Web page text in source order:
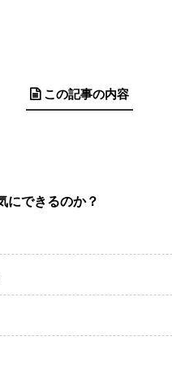
この記事の内容
にできるのか？